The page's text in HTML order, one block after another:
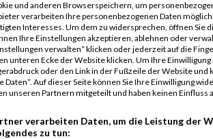
Position, KPos = Kategorie Position, TPos =
Did not start, DNF = Did not finish, DQ =
und anderen Browserspeichern, um
verarbeiten Ihre personenbezogenen Daten
Interesses. Um dem zu widersprechen, öffnen Sie
Ihre Einstellungen akzeptieren, ablehnen oder
verwalten“ klicken oder jederzeit auf die
unteren Ecke der Website klicken. Um Ihre
oder den Link in der Fußzeile der Website und
Daten“. Auf dieser Seite können Sie Ihre Einwilligung
unseren Partnern mitgeteilt und haben keinen Einfluss
verarbeiten Daten, um die Leistung der
zu tun: